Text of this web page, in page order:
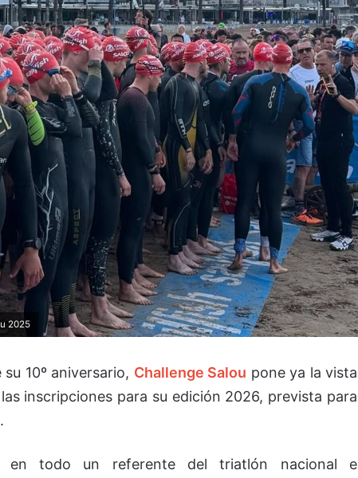
2025
10º aniversario, Challenge Salou pone ya la vista
inscripciones para su edición 2026, prevista para
.
en todo un referente del triatlón nacional e